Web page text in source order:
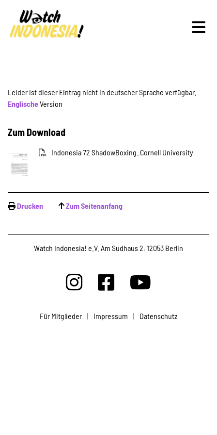
Schwerpunkte
Veranstaltungen
Kampagne
Stellenangebote
Leider ist dieser Eintrag nicht in deutscher Sprache verfügbar.
EnglischeVersion
Zum Download
Indonesia 72 ShadowBoxing_Cornell University
Drucken Zum Seitenanfang
Watch Indonesia! e.V. Am Sudhaus 2, 12053 Berlin
Für Mitglieder | Impressum | Datenschutz